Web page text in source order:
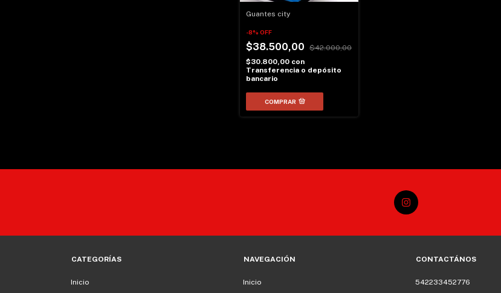
Guantes city
-8% OFF
$38.500,00
$42.000,00
$30.800,00 con
Transferencia o depósito
bancario
COMPRAR
CATEGORÍAS
Inicio
NAVEGACIÓN
Inicio
CONTACTÁNOS
542233452776